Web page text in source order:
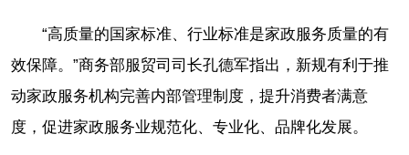
“高质量的国家标准、行业标准是家政服务质量的有
效保障。”商务部服贸司司长孔德军指出，新规有利于推
动家政服务机构完善内部管理制度，提升消费者满意
度，促进家政服务业规范化、专业化、品牌化发展。